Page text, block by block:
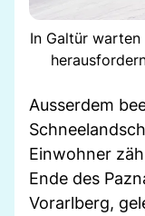
In Galtür
Ausserdem
Einwohner
Ende des
Vorarlberg,